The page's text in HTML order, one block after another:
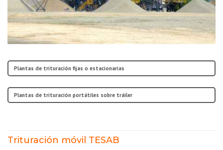
Plantas de trituración fijas o estacionarias
Plantas de trituración portátiles sobre tráiler
Trituración móvil TESAB